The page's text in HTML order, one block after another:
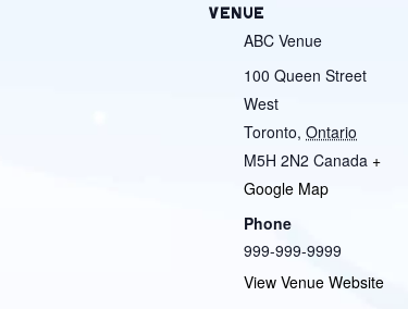
VENUE
ABC Venue
100 Queen Street
West
Toronto, Ontario
M5H 2N2 Canada +
Google Map
Phone
999-999-9999
View Venue Website